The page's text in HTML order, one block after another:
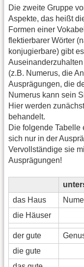
Die zweite Gruppe
Aspekte, das heißt
Formen einer
flektierbarer Wörter
konjugierbare) gibt
(z.B. Numerus, die
Ausprägungen, die
Numerus kann sein
Hier werden
behandelt.
Die folgende
sich nur in der
Vervollständige sie
Ausprägungen!
das Haus
die Häuser
der gute
die gute